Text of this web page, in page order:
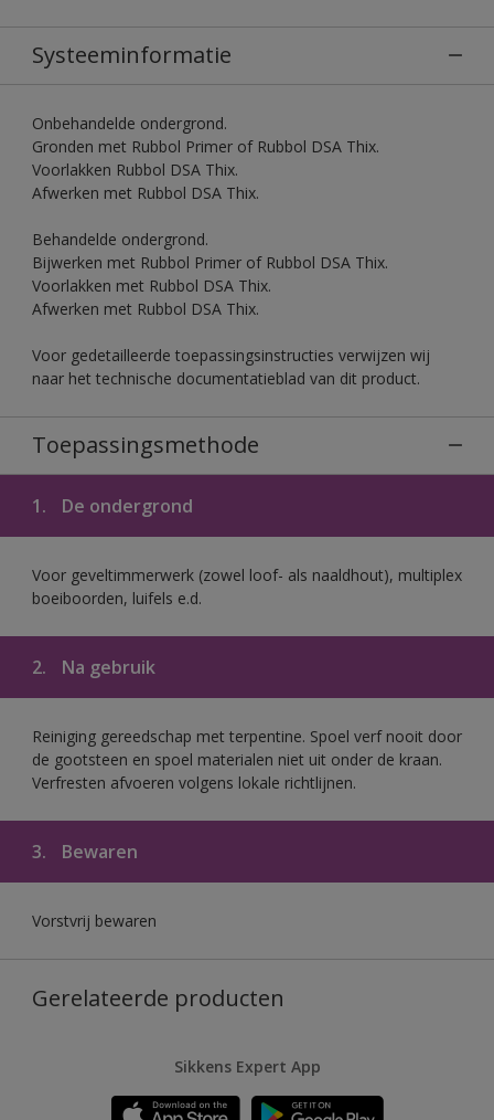
Systeeminformatie
Onbehandelde ondergrond.
Gronden met Rubbol Primer of Rubbol DSA Thix.
Voorlakken Rubbol DSA Thix.
Afwerken met Rubbol DSA Thix.
Behandelde ondergrond.
Bijwerken met Rubbol Primer of Rubbol DSA Thix.
Voorlakken met Rubbol DSA Thix.
Afwerken met Rubbol DSA Thix.
Voor gedetailleerde toepassingsinstructies verwijzen wij
naar het technische documentatieblad van dit product.
Toepassingsmethode
1. De ondergrond
Voor geveltimmerwerk (zowel loof- als naaldhout), multiplex
boeiboorden, luifels e.d.
2. Na gebruik
Reiniging gereedschap met terpentine. Spoel verf nooit door
de gootsteen en spoel materialen niet uit onder de kraan.
Verfresten afvoeren volgens lokale richtlijnen.
3. Bewaren
Vorstvrij bewaren
Gerelateerde producten
Sikkens Expert App